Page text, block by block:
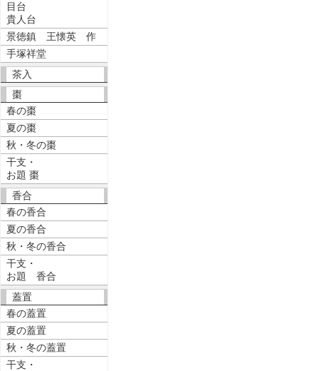
目台
貴人台
景徳鎮 王懐英 作
手塚祥堂
茶入
棗
春の棗
夏の棗
秋・冬の棗
干支・
お題 棗
香合
春の香合
夏の香合
秋・冬の香合
干支・
お題 香合
蓋置
春の蓋置
夏の蓋置
秋・冬の蓋置
干支・